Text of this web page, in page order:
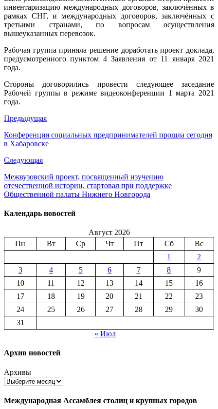
инвентаризацию международных договоров, заключённых в
рамках СНГ, и международных договоров, заключённых с
третьими странами, по вопросам осуществления
вышеуказанных перевозок.
Рабочая группа приняла решение доработать проект доклада,
предусмотренного пунктом 4 Заявления от 11 января 2021
года.
Стороны договорились провести следующее заседание
Рабочей группы в режиме видеоконференции 1 марта 2021
года.
Предыдущая
Конференция социальных предпринимателей прошла сегодня
в Хабаровске
Следующая
Межвузовский проект, посвященный изучению
отечественной истории, стартовал при поддержке
Общественной палаты Нижнего Новгорода
Календарь новостей
Август 2026
Пн
Вт Ср Чт Пт Сб
Вс
1
2
3
4 5 6 7 8
9
10
11 12 13 14 15
16
17
18 19 20 21 22
23
24
25 26 27 28 29
30
31
« Июл
Архив новостей
Архивы
Международная Ассамблея столиц и крупных городов